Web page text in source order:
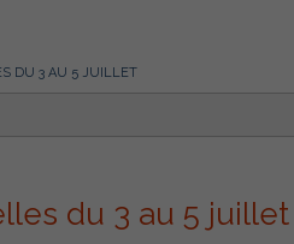
DU 3 AU 5 JUILLET
du 3 au 5 juillet